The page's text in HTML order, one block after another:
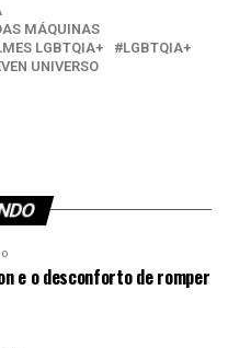
MÁQUINAS
LGBTQIA+
LGBTQIA+
UNIVERSO
e o desconforto de romper